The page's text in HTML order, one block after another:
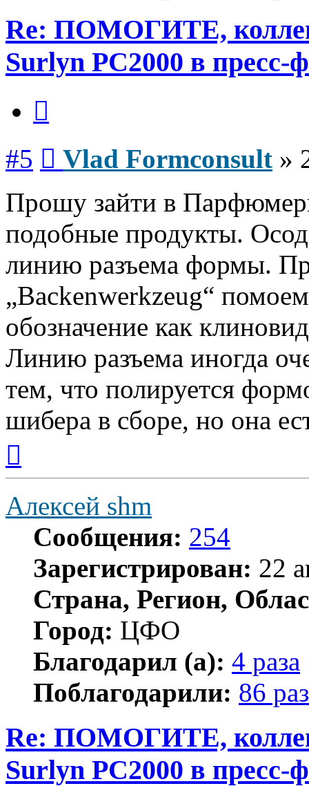
Re: ПОМОГИТЕ,
Surlyn PC2000 в пресс-
#5 Vlad Formconsult »
Прошу зайти в
подобные продукты.
линию разъема формы.
„Backenwerkzeug“
обозначение как
Линию разъема иногда
тем, что полируется
шибера в сборе, но она
началу
Алексей shm
Сообщения: 254
Зарегистрирован: 22
Страна, Регион,
Город: ЦФО
Благодарил (а): 4 раза
Поблагодарили: 86 раз
Re: ПОМОГИТЕ,
Surlyn PC2000 в пресс-